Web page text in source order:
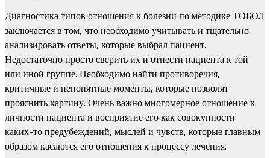
Диагностика типов отношения к болезни по методике ТОБОЛ
заключается в том, что необходимо учитывать и тщательно
анализировать ответы, которые выбрал пациент.
Недостаточно просто сверить их и отнести пациента к той
или иной группе. Необходимо найти противоречия,
критичные и непонятные моменты, которые позволят
прояснить картину. Очень важно многомерное отношение к
личности пациента и восприятие его как совокупности
каких-то предубеждений, мыслей и чувств, которые главным
образом касаются его отношения к процессу лечения.